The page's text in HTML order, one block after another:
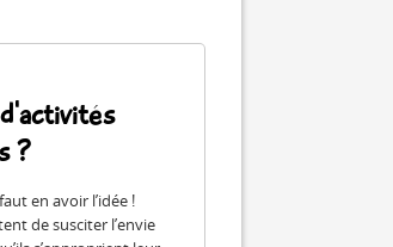
?
en avoir l’idée !
de susciter l’envie